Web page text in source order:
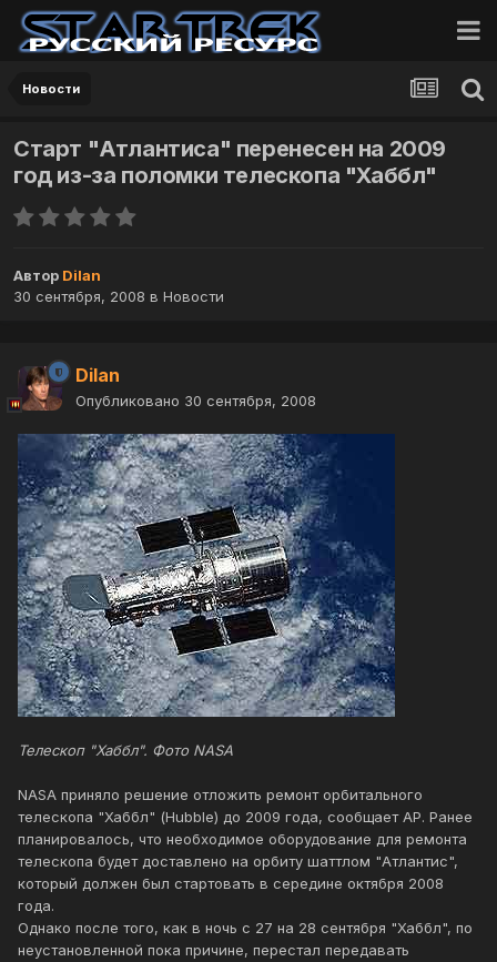
Новости
Старт "Атлантиса" перенесен на 2009
год из-за поломки телескопа "Хаббл"
Автор Dilan
30 сентября, 2008 в Новости
Dilan
Опубликовано 30 сентября, 2008
Телескоп "Хаббл". Фото NASA
NASA приняло решение отложить ремонт орбитального
телескопа "Хаббл" (Hubble) до 2009 года, сообщает AP. Ранее
планировалось, что необходимое оборудование для ремонта
телескопа будет доставлено на орбиту шаттлом "Атлантис",
который должен был стартовать в середине октября 2008
года.
Однако после того, как в ночь с 27 на 28 сентября "Хаббл", по
неустановленной пока причине, перестал передавать